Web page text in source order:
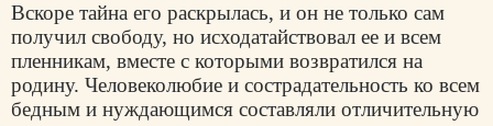
Вскоре тайна его раскрылась, и он не только сам
получил свободу, но исходатайствовал ее и всем
пленникам, вместе с которыми возвратился на
родину. Человеколюбие и сострадательность ко всем
бедным и нуждающимся составляли отличительную